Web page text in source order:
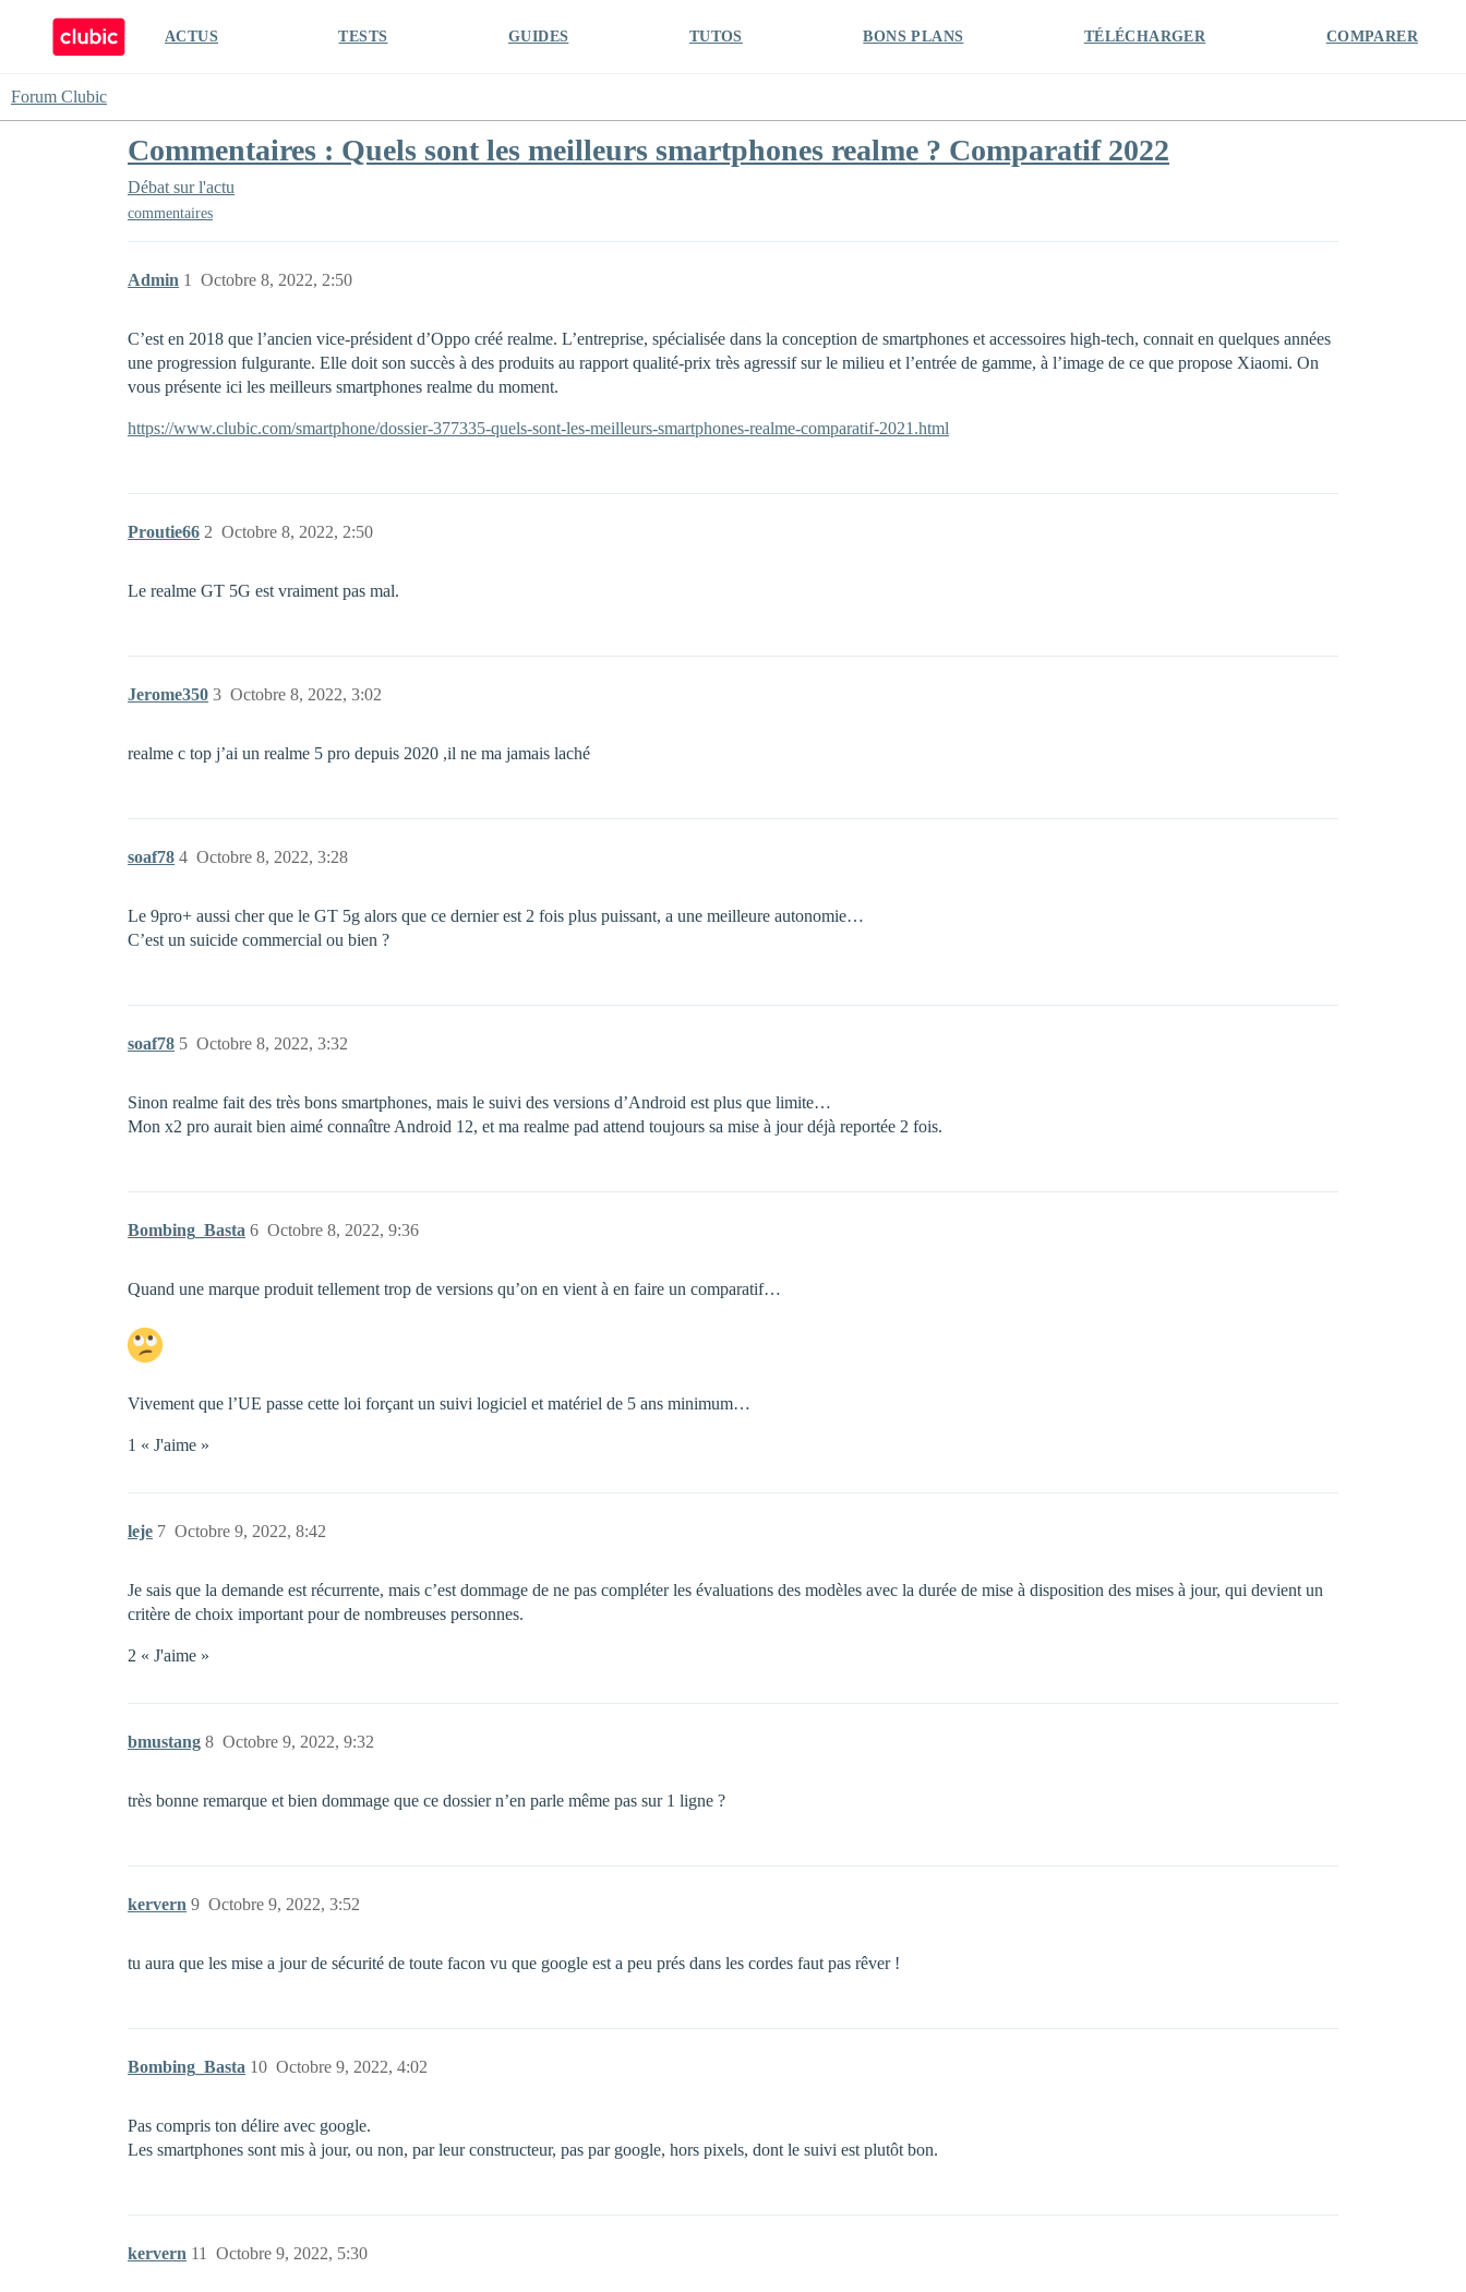
ACTUS TESTS GUIDES TUTOS BONS PLANS TÉLÉCHARGER COMPARER
Forum Clubic
Commentaires : Quels sont les meilleurs smartphones realme ? Comparatif 2022
Débat sur l'actu
commentaires
Admin Octobre 8, 2022, 2:50
1
C’est en 2018 que l’ancien vice-président d’Oppo créé realme. L’entreprise, spécialisée dans la conception de smartphones et accessoires high-tech, connait en quelques années
une progression fulgurante. Elle doit son succès à des produits au rapport qualité-prix très agressif sur le milieu et l’entrée de gamme, à l’image de ce que propose Xiaomi. On
vous présente ici les meilleurs smartphones realme du moment.
https://www.clubic.com/smartphone/dossier-377335-quels-sont-les-meilleurs-smartphones-realme-comparatif-2021.html
Proutie66 Octobre 8, 2022, 2:50
2
Le realme GT 5G est vraiment pas mal.
Jerome350 Octobre 8, 2022, 3:02
3
realme c top j’ai un realme 5 pro depuis 2020 ,il ne ma jamais laché
soaf78 Octobre 8, 2022, 3:28
4
Le 9pro+ aussi cher que le GT 5g alors que ce dernier est 2 fois plus puissant, a une meilleure autonomie…
C’est un suicide commercial ou bien ?
soaf78 Octobre 8, 2022, 3:32
5
Sinon realme fait des très bons smartphones, mais le suivi des versions d’Android est plus que limite…
Mon x2 pro aurait bien aimé connaître Android 12, et ma realme pad attend toujours sa mise à jour déjà reportée 2 fois.
Bombing_Basta Octobre 8, 2022, 9:36
6
Quand une marque produit tellement trop de versions qu’on en vient à en faire un comparatif…
Vivement que l’UE passe cette loi forçant un suivi logiciel et matériel de 5 ans minimum…
1 « J'aime »
leje Octobre 9, 2022, 8:42
7
Je sais que la demande est récurrente, mais c’est dommage de ne pas compléter les évaluations des modèles avec la durée de mise à disposition des mises à jour, qui devient un
critère de choix important pour de nombreuses personnes.
2 « J'aime »
bmustang Octobre 9, 2022, 9:32
8
très bonne remarque et bien dommage que ce dossier n’en parle même pas sur 1 ligne ?
kervern Octobre 9, 2022, 3:52
9
tu aura que les mise a jour de sécurité de toute facon vu que google est a peu prés dans les cordes faut pas rêver !
Bombing_Basta Octobre 9, 2022, 4:02
10
Pas compris ton délire avec google.
Les smartphones sont mis à jour, ou non, par leur constructeur, pas par google, hors pixels, dont le suivi est plutôt bon.
kervern Octobre 9, 2022, 5:30
11